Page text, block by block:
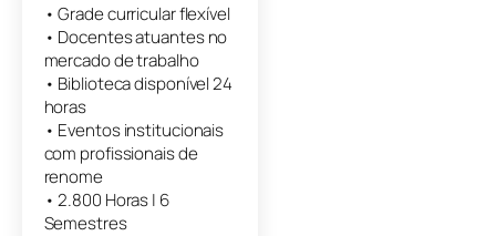
• Grade curricular flexível
• Docentes atuantes no
mercado de trabalho
• Biblioteca disponível 24
horas
• Eventos institucionais
com profissionais de
renome
• 2.800 Horas | 6
Semestres